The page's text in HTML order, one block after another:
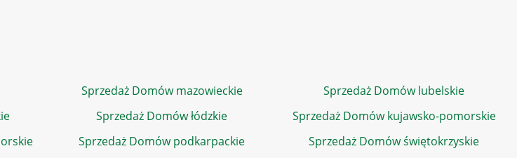
Sprzedaż Domów mazowieckie
Sprzedaż Domów lubelskie
Sprzedaż Domów łódzkie
Sprzedaż Domów kujawsko-pomorskie
Sprzedaż Domów podkarpackie
Sprzedaż Domów świętokrzyskie